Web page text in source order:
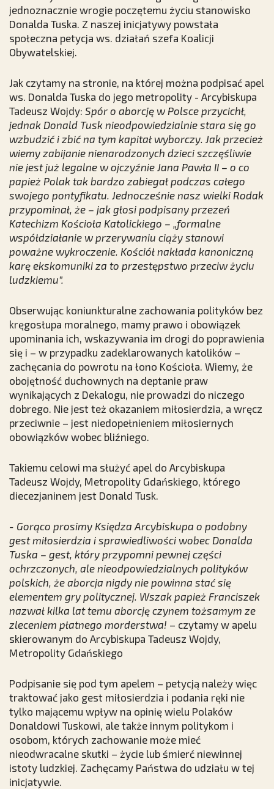
jednoznacznie wrogie poczętemu życiu stanowisko
Donalda Tuska. Z naszej inicjatywy powstała
społeczna petycja ws. działań szefa Koalicji
Obywatelskiej.
Jak czytamy na stronie, na której można podpisać apel
ws. Donalda Tuska do jego metropolity - Arcybiskupa
Tadeusz Wojdy: Spór o aborcję w Polsce przycichł,
jednak Donald Tusk nieodpowiedzialnie stara się go
wzbudzić i zbić na tym kapitał wyborczy. Jak przecież
wiemy zabijanie nienarodzonych dzieci szczęśliwie
nie jest już legalne w ojczyźnie Jana Pawła II – o co
papież Polak tak bardzo zabiegał podczas całego
swojego pontyfikatu. Jednocześnie nasz wielki Rodak
przypominał, że – jak głosi podpisany przezeń
Katechizm Kościoła Katolickiego – „formalne
współdziałanie w przerywaniu ciąży stanowi
poważne wykroczenie. Kościół nakłada kanoniczną
karę ekskomuniki za to przestępstwo przeciw życiu
ludzkiemu”.
Obserwując koniunkturalne zachowania polityków bez
kręgosłupa moralnego, mamy prawo i obowiązek
upominania ich, wskazywania im drogi do poprawienia
się i – w przypadku zadeklarowanych katolików –
zachęcania do powrotu na łono Kościoła. Wiemy, że
obojętność duchownych na deptanie praw
wynikających z Dekalogu, nie prowadzi do niczego
dobrego. Nie jest też okazaniem miłosierdzia, a wręcz
przeciwnie – jest niedopełnieniem miłosiernych
obowiązków wobec bliźniego.
Takiemu celowi ma służyć apel do Arcybiskupa
Tadeusz Wojdy, Metropolity Gdańskiego, którego
diecezjaninem jest Donald Tusk.
- Gorąco prosimy Księdza Arcybiskupa o podobny
gest miłosierdzia i sprawiedliwości wobec Donalda
Tuska – gest, który przypomni pewnej części
ochrzczonych, ale nieodpowiedzialnych polityków
polskich, że aborcja nigdy nie powinna stać się
elementem gry politycznej. Wszak papież Franciszek
nazwał kilka lat temu aborcję czynem tożsamym ze
zleceniem płatnego morderstwa! – czytamy w apelu
skierowanym do Arcybiskupa Tadeusz Wojdy,
Metropolity Gdańskiego
Podpisanie się pod tym apelem – petycją należy więc
traktować jako gest miłosierdzia i podania ręki nie
tylko mającemu wpływ na opinię wielu Polaków
Donaldowi Tuskowi, ale także innym politykom i
osobom, których zachowanie może mieć
nieodwracalne skutki – życie lub śmierć niewinnej
istoty ludzkiej. Zachęcamy Państwa do udziału w tej
inicjatywie.